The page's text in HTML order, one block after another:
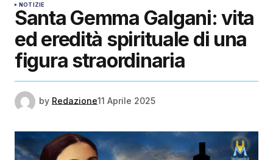
NOTIZIE
Santa Gemma Galgani: vita
ed eredità spirituale di una
figura straordinaria
by Redazione11 Aprile 2025